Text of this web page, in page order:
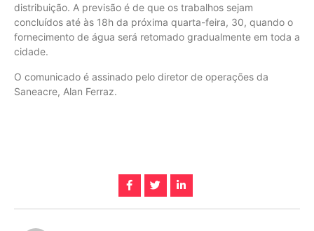
distribuição. A previsão é de que os trabalhos sejam
concluídos até às 18h da próxima quarta-feira, 30, quando o
fornecimento de água será retomado gradualmente em toda a
cidade.
O comunicado é assinado pelo diretor de operações da
Saneacre, Alan Ferraz.